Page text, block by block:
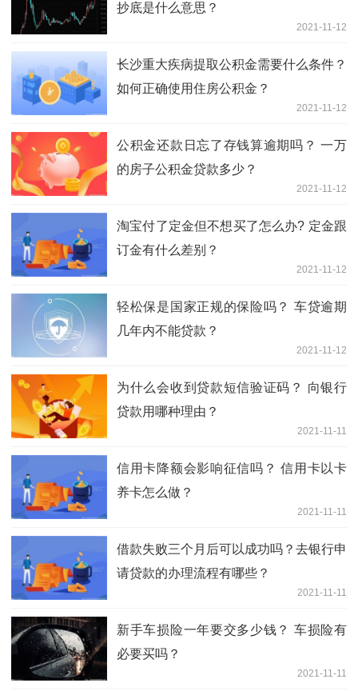
抄底是什么意思？
2021-11-12
长沙重大疾病提取公积金需要什么条件？
如何正确使用住房公积金？
2021-11-12
公积金还款日忘了存钱算逾期吗？ 一万
的房子公积金贷款多少？
2021-11-12
淘宝付了定金但不想买了怎么办? 定金跟
订金有什么差别？
2021-11-12
轻松保是国家正规的保险吗？ 车贷逾期
几年内不能贷款？
2021-11-12
为什么会收到贷款短信验证码？ 向银行
贷款用哪种理由？
2021-11-11
信用卡降额会影响征信吗？ 信用卡以卡
养卡怎么做？
2021-11-11
借款失败三个月后可以成功吗？去银行申
请贷款的办理流程有哪些？
2021-11-11
新手车损险一年要交多少钱？ 车损险有
必要买吗？
2021-11-11